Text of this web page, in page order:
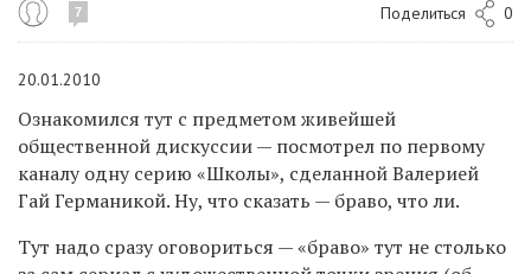
7 Поделиться 0
20.01.2010
Ознакомился тут с предметом живейшей
общественной дискуссии — посмотрел по первому
каналу одну серию «Школы», сделанной Валерией
Гай Германикой. Ну, что сказать — браво, что ли.
Тут надо сразу оговориться — «браво» тут не столько